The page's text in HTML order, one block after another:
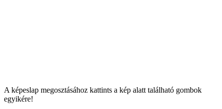
A képeslap megosztásához kattints a kép alatt található gombok
egyikére!